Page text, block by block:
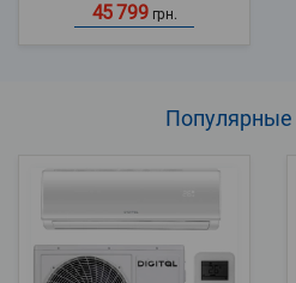
45 799 грн.
Популярные